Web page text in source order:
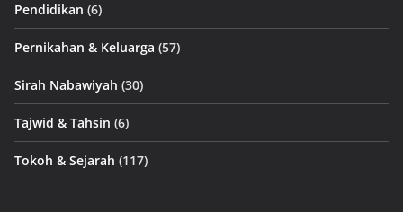
Pendidikan (6)
Pernikahan & Keluarga (57)
Sirah Nabawiyah (30)
Tajwid & Tahsin (6)
Tokoh & Sejarah (117)